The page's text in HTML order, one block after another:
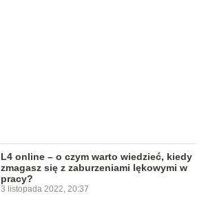
L4 online – o czym warto wiedzieć, kiedy
zmagasz się z zaburzeniami lękowymi w
pracy?
3 listopada 2022, 20:37